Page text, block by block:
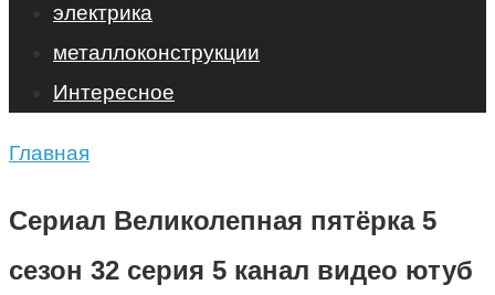
электрика
металлоконструкции
Интересное
Главная
Сериал Великолепная пятёрка 5
сезон 32 серия 5 канал видео ютуб